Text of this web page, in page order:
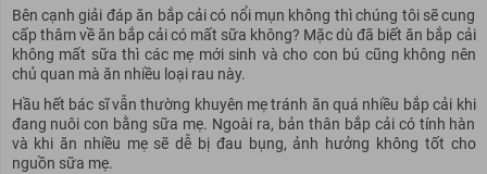
Bên cạnh giải đáp ăn bắp cải có nổi mụn không thì chúng tôi sẽ cung
cấp thâm về ăn bắp cải có mất sữa không? Mặc dù đã biết ăn bắp cải
không mất sữa thì các mẹ mới sinh và cho con bú cũng không nên
chủ quan mà ăn nhiều loại rau này.
Hầu hết bác sĩ vẫn thường khuyên mẹ tránh ăn quá nhiều bắp cải khi
đang nuôi con bằng sữa mẹ. Ngoài ra, bản thân bắp cải có tính hàn
và khi ăn nhiều mẹ sẽ dễ bị đau bụng, ảnh hưởng không tốt cho
nguồn sữa mẹ.